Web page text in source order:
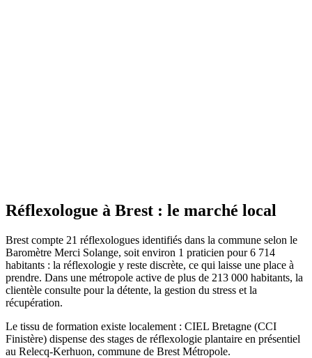
Réflexologue à Brest : le marché local
Brest compte 21 réflexologues identifiés dans la commune selon le
Baromètre Merci Solange, soit environ 1 praticien pour 6 714
habitants : la réflexologie y reste discrète, ce qui laisse une place à
prendre. Dans une métropole active de plus de 213 000 habitants, la
clientèle consulte pour la détente, la gestion du stress et la
récupération.
Le tissu de formation existe localement : CIEL Bretagne (CCI
Finistère) dispense des stages de réflexologie plantaire en présentiel
au Relecq-Kerhuon, commune de Brest Métropole.